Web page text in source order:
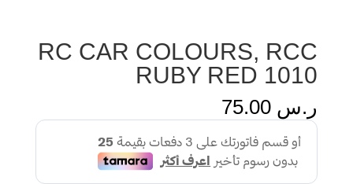
RC CAR COLOURS, RCC
RUBY RED 1010
ر.س